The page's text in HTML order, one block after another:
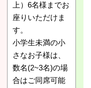
上）6名様までお
座りいただけま
す。
小学生未満の小
さなお子様は、
数名(2~3名)の場
合はご同席可能